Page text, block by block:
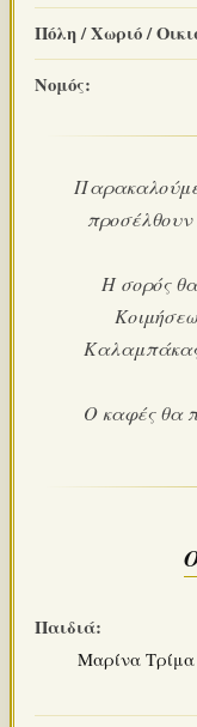
Πόλη / Χωριό /
Νομός:
Παρακαλούμε
Η σορός
Ο καφές θα
Παιδιά:
Μαρίνα Τρίμα